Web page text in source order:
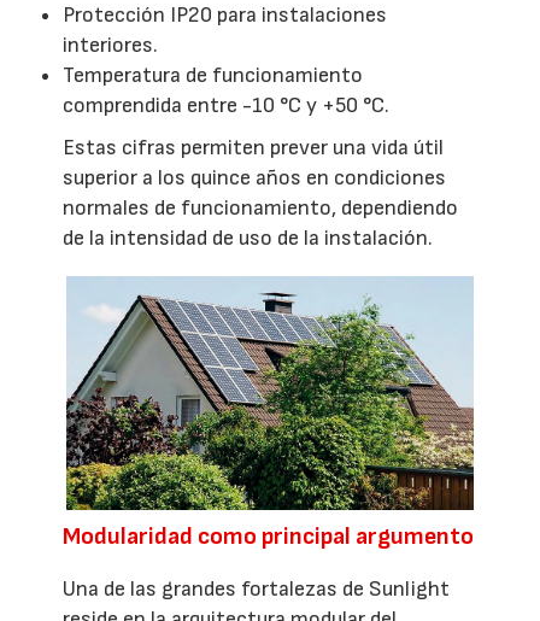
Protección IP20 para instalaciones
interiores.
Temperatura de funcionamiento
comprendida entre -10 °C y +50 °C.
Estas cifras permiten prever una vida útil
superior a los quince años en condiciones
normales de funcionamiento, dependiendo
de la intensidad de uso de la instalación.
Modularidad como principal argumento
Una de las grandes fortalezas de Sunlight